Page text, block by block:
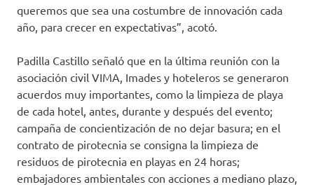
queremos que sea una costumbre de innovación cada
año, para crecer en expectativas”, acotó.
Padilla Castillo señaló que en la última reunión con la
asociación civil VIMA, Imades y hoteleros se generaron
acuerdos muy importantes, como la limpieza de playa
de cada hotel, antes, durante y después del evento;
campaña de concientización de no dejar basura; en el
contrato de pirotecnia se consigna la limpieza de
residuos de pirotecnia en playas en 24 horas;
embajadores ambientales con acciones a mediano plazo,